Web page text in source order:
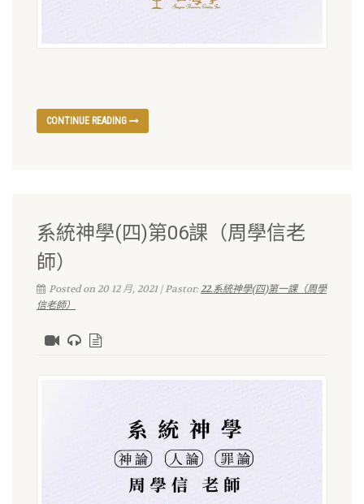
CONTINUE READING
系統神學(四)第06課（周學信老
師）
Posted on 20 12 月, 2021 | Pastor:22.系統神學(四)第一課（周學
信老師）